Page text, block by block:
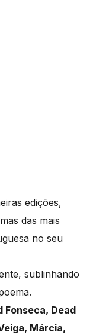
edições,
das mais
no seu
sublinhando
Fonseca, Dead
Márcia,